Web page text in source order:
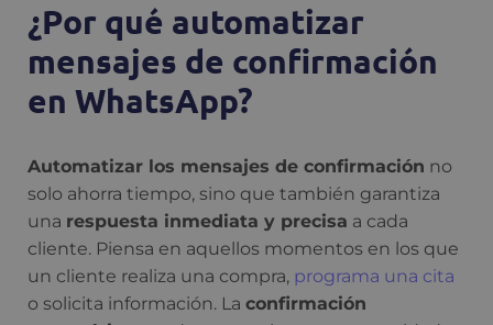
¿Por qué automatizar
mensajes de confirmación
en WhatsApp?
Automatizar los mensajes de confirmación no
solo ahorra tiempo, sino que también garantiza
una respuesta inmediata y precisa a cada
cliente. Piensa en aquellos momentos en los que
un cliente realiza una compra, programa una cita
o solicita información. La confirmación